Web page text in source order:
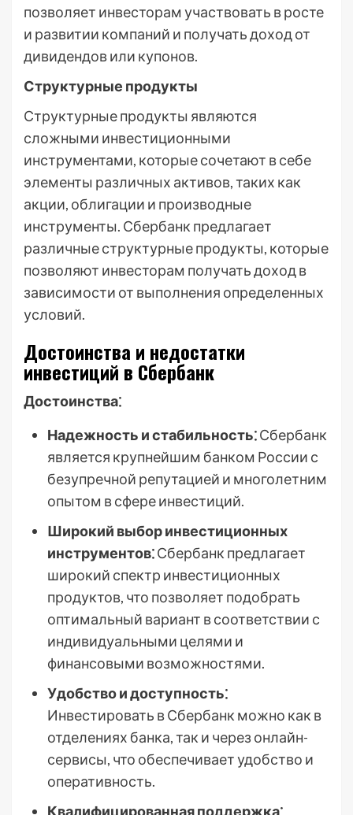
позволяет инвесторам участвовать в росте
и развитии компаний и получать доход от
дивидендов или купонов.
Структурные продукты
Структурные продукты являются
сложными инвестиционными
инструментами, которые сочетают в себе
элементы различных активов, таких как
акции, облигации и производные
инструменты. Сбербанк предлагает
различные структурные продукты, которые
позволяют инвесторам получать доход в
зависимости от выполнения определенных
условий.
Достоинства и недостатки
инвестиций в Сбербанк
Достоинства⁚
Надежность и стабильность⁚Сбербанк
является крупнейшим банком России с
безупречной репутацией и многолетним
опытом в сфере инвестиций.
Широкий выбор инвестиционных
инструментов⁚Сбербанк предлагает
широкий спектр инвестиционных
продуктов, что позволяет подобрать
оптимальный вариант в соответствии с
индивидуальными целями и
финансовыми возможностями.
Удобство и доступность⁚
Инвестировать в Сбербанк можно как в
отделениях банка, так и через онлайн-
сервисы, что обеспечивает удобство и
оперативность.
Квалифицированная поддержка⁚